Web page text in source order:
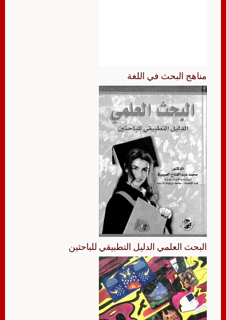
مناهج البحث في اللغة
البحث العلمي الدليل التطبيقي للباحثين